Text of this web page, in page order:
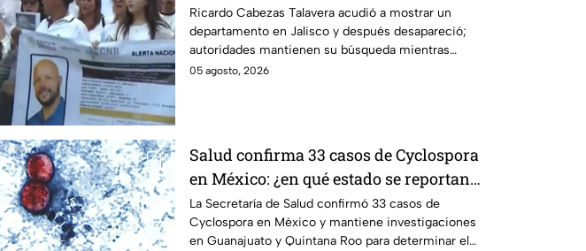
Ricardo Cabezas Talavera en Jalisco
Ricardo Cabezas Talavera acudió a mostrar un
departamento en Jalisco y después desapareció;
autoridades mantienen su búsqueda mientras
colegas refuerzan su seguridad.
05 agosto, 2026
Salud confirma 33 casos de Cyclospora
en México: ¿en qué estado se reportan
los brotes de diarrea explosiva?
La Secretaría de Salud confirmó 33 casos de
Cyclospora en México y mantiene investigaciones
en Guanajuato y Quintana Roo para determinar el